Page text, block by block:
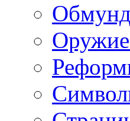
Оружие